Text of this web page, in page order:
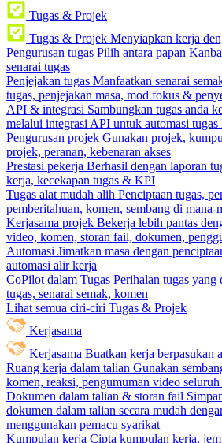
Tugas & Projek
Tugas & Projek Menyiapkan kerja
Pengurusan tugas Pilih antara papan
senarai tugas
Penjejakan tugas Manfaatkan senarai
tugas, penjejakan masa, mod fokus &
API & integrasi Sambungkan tugas anda
melalui integrasi API untuk automasi tugas
Pengurusan projek Gunakan projek,
projek, peranan, kebenaran akses
Prestasi pekerja Berhasil dengan laporan
kerja, kecekapan tugas & KPI
Tugas alat mudah alih Penciptaan tugas,
pemberitahuan, komen, sembang di mana-
Kerjasama projek Bekerja lebih pantas
video, komen, storan fail, dokumen,
Automasi Jimatkan masa dengan
automasi alir kerja
CoPilot dalam Tugas Perihalan tugas
tugas, senarai semak, komen
Lihat semua ciri-ciri Tugas & Projek
Kerjasama
Kerjasama Buatkan kerja berpasukan
Ruang kerja dalam talian Gunakan
komen, reaksi, pengumuman video
Dokumen dalam talian & storan fail
dokumen dalam talian secara mudah
menggunakan pemacu syarikat
Kumpulan kerja Cipta kumpulan kerja,